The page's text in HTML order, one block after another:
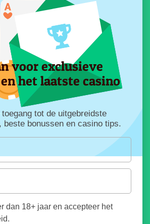
voor exclusieve
het laatste casino
tot de uitgebreidste
beste bonussen en casino tips.
dan 18+ jaar en accepteer het